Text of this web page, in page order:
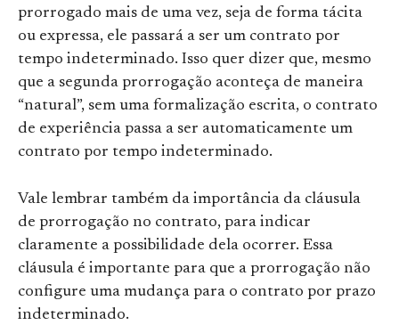
prorrogado mais de uma vez, seja de forma tácita
ou expressa, ele passará a ser um contrato por
tempo indeterminado. Isso quer dizer que, mesmo
que a segunda prorrogação aconteça de maneira
“natural”, sem uma formalização escrita, o contrato
de experiência passa a ser automaticamente um
contrato por tempo indeterminado.
Vale lembrar também da importância da cláusula
de prorrogação no contrato, para indicar
claramente a possibilidade dela ocorrer. Essa
cláusula é importante para que a prorrogação não
configure uma mudança para o contrato por prazo
indeterminado.